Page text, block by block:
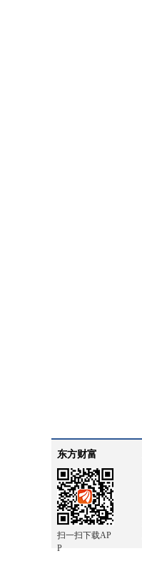
东方财富
扫一扫下载AP
P